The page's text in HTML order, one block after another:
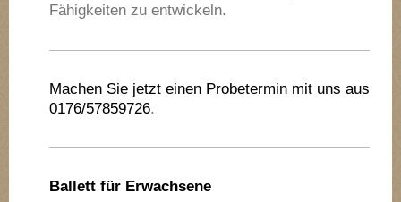
Fähigkeiten zu entwickeln.
Machen Sie jetzt einen Probetermin mit uns aus
0176/57859726.
Ballett für Erwachsene